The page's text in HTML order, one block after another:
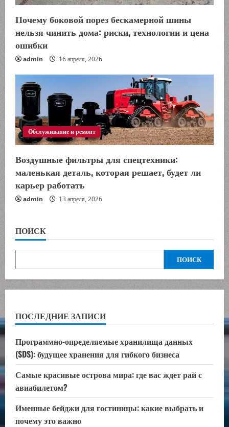
Почему боковой порез бескамерной шины
нельзя чинить дома: риски, технологии и цена
ошибки
admin 16 апреля, 2026
Обслуживание и ремонт
Воздушные фильтры для спецтехники:
маленькая деталь, которая решает, будет ли
карьер работать
admin 13 апреля, 2026
ПОИСК
ПОИСК
ПОСЛЕДНИЕ ЗАПИСИ
Программно-определяемые хранилища данных
(SDS): будущее хранения для гибкого бизнеса
Самые красивые острова мира: где вас ждет рай с
авиабилетом?
Именные бейджи для гостиницы: какие выбрать и
почему это важно